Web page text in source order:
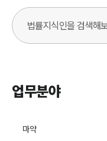
법률지식인 검색창
업무분야
마약